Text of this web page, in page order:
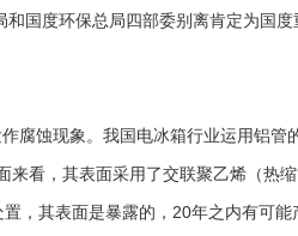
国度环保总局四部委别离肯定为国度
腐蚀现象。我国电冰箱行业运用铝管
来看，其表面采用了交联聚乙烯（热
，其表面是暴露的，20年之内有可